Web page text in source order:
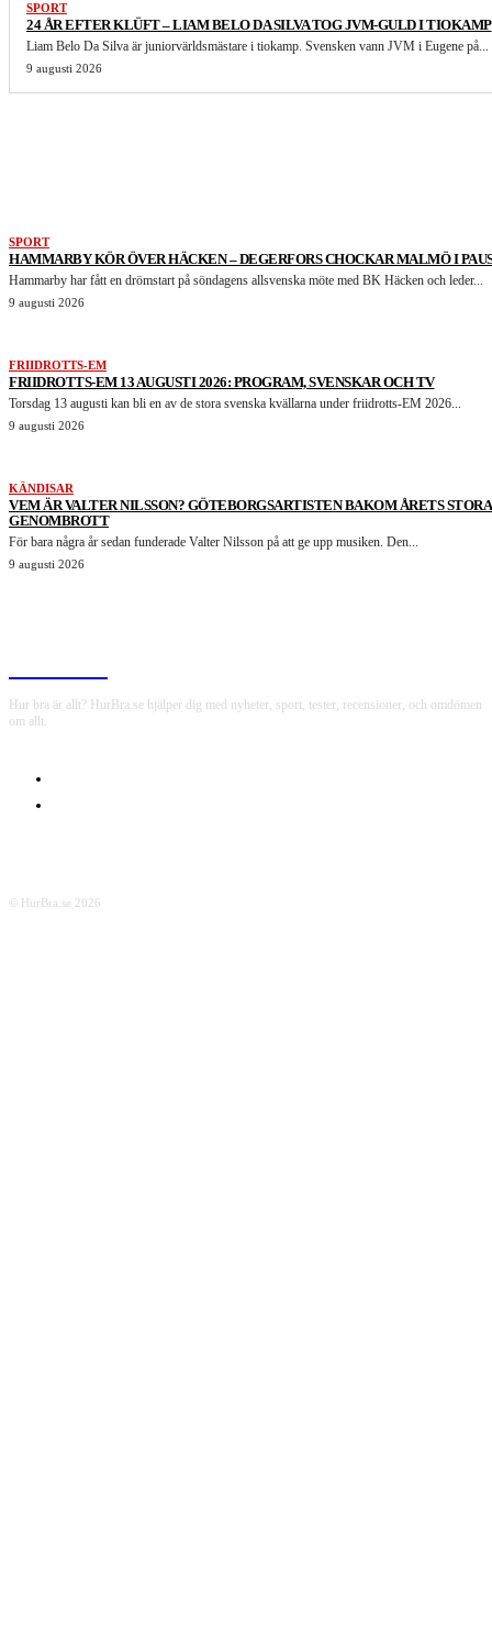
SPORT
24 ÅR EFTER KLÜFT – LIAM BELO DA SILVA TOG JVM-GULD I TIOKAMP
Liam Belo Da Silva är juniorvärldsmästare i tiokamp. Svensken vann JVM i Eugene på...
9 augusti 2026
SPORT
HAMMARBY KÖR ÖVER HÄCKEN – DEGERFORS CHOCKAR MALMÖ I
Hammarby har fått en drömstart på söndagens allsvenska möte med BK Häcken och leder...
9 augusti 2026
FRIIDROTTS-EM
FRIIDROTTS-EM 13 AUGUSTI 2026: PROGRAM, SVENSKAR OCH TV
Torsdag 13 augusti kan bli en av de stora svenska kvällarna under friidrotts-EM 2026...
9 augusti 2026
KÄNDISAR
VEM ÄR VALTER NILSSON? GÖTEBORGSARTISTEN BAKOM ÅRETS STORA
GENOMBROTT
För bara några år sedan funderade Valter Nilsson på att ge upp musiken. Den...
9 augusti 2026
Hur bra är allt? HurBra.se hjälper dig med nyheter, sport, tester, recensioner, och omdömen
om allt.
© HurBra.se 2026